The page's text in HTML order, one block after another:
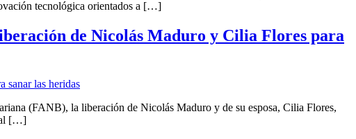
tecnológica orientados a […]
de Nicolás Maduro y Cilia Flores para
(FANB), la liberación de Nicolás Maduro y de su esposa, Cilia Flores,
[…]